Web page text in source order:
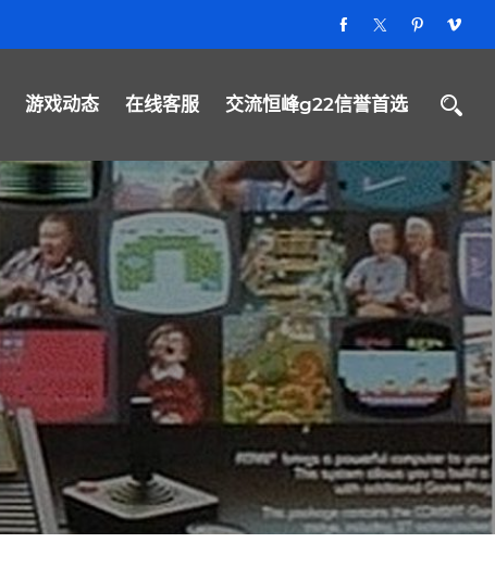
游戏动态 在线客服 交流恒峰g22信誉首选